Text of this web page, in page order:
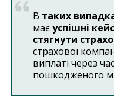
В таких
маєуспішні
стягнути
страхової
виплаті через
пошкодженого